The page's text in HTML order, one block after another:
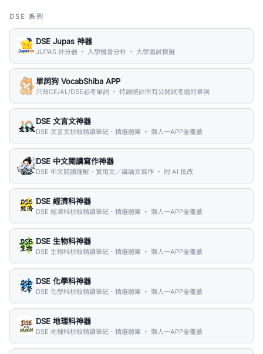
DSE 系列
DSE Jupas 神器
JUPAS 計分器 ・ 入學機會分析 ・ 大學面試模擬
單詞狗 VocabShiba APP
只背CE/AL/DSE必考單詞 ・ 特調統計所有公開試考過的單詞
DSE 文言文神器
DSE 文言文秒殺精讀筆記．精選題庫 ・ 懶人一APP全覆蓋
DSE 中文閱讀寫作神器
DSE 中文閱讀理解．實用文／議論文寫作 ・ 附 AI 批改
DSE 經濟科神器
DSE 經濟科秒殺精讀筆記．精選題庫 ・ 懶人一APP全覆蓋
DSE 生物科神器
DSE 生物科秒殺精讀筆記．精選題庫 ・ 懶人一APP全覆蓋
DSE 化學科神器
DSE 化學科秒殺精讀筆記．精選題庫 ・ 懶人一APP全覆蓋
DSE 地理科神器
DSE 地理科秒殺精讀筆記．精選題庫 ・ 懶人一APP全覆蓋